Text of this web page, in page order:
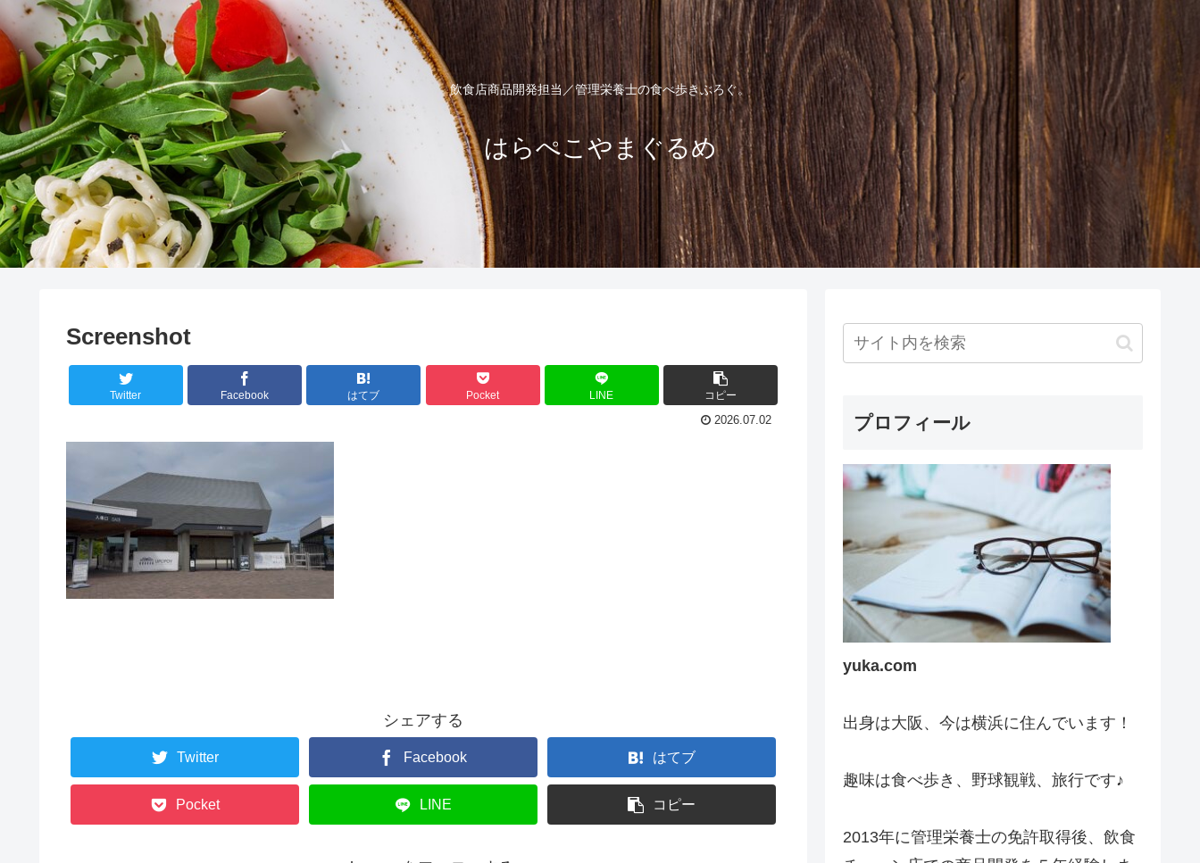
飲食店商品開発担当／管理栄養士の食べ歩きぶろぐ。
はらぺこやまぐるめ
Screenshot
Twitter Facebook はてブ Pocket LINE コピー
2026.07.02
シェアする
Twitter Facebook はてブ
Pocket LINE コピー
プロフィール
yuka.com
出身は大阪、今は横浜に住んでいます！
趣味は食べ歩き、野球観戦、旅行です♪
2013年に管理栄養士の免許取得後、飲食